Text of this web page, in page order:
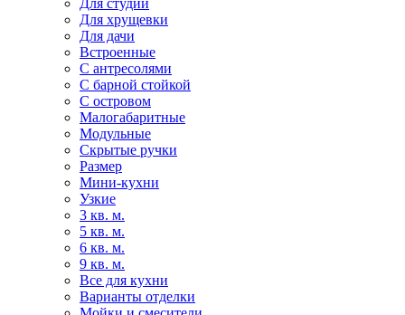
Для студии
Для хрущевки
Для дачи
Встроенные
С антресолями
С барной стойкой
С островом
Малогабаритные
Модульные
Скрытые ручки
Размер
Мини-кухни
Узкие
3 кв. м.
5 кв. м.
6 кв. м.
9 кв. м.
Все для кухни
Варианты отделки